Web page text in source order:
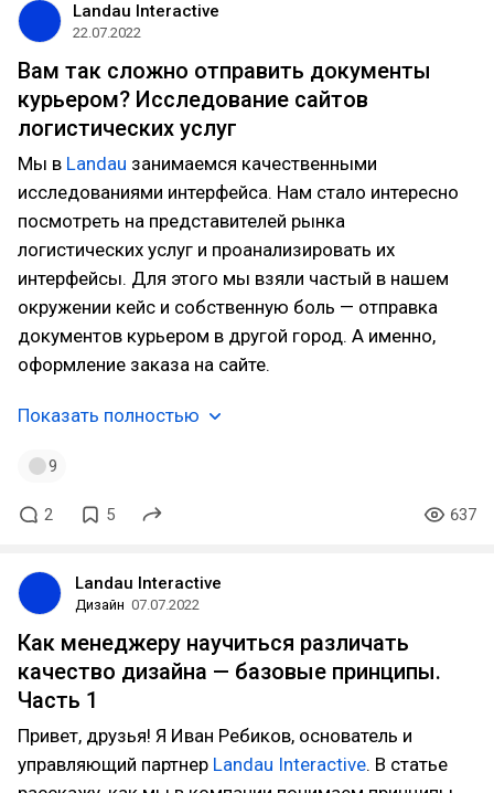
Landau Interactive
22.07.2022
Вам так сложно отправить документы
курьером? Исследование сайтов
логистических услуг
Мы в Landau занимаемся качественными
исследованиями интерфейса. Нам стало интересно
посмотреть на представителей рынка
логистических услуг и проанализировать их
интерфейсы. Для этого мы взяли частый в нашем
окружении кейс и собственную боль — отправка
документов курьером в другой город. А именно,
оформление заказа на сайте.
Показать полностью
9
2 5 637
Landau Interactive
Дизайн 07.07.2022
Как менеджеру научиться различать
качество дизайна — базовые принципы.
Часть 1
Привет, друзья! Я Иван Ребиков, основатель и
управляющий партнер Landau Interactive. В статье